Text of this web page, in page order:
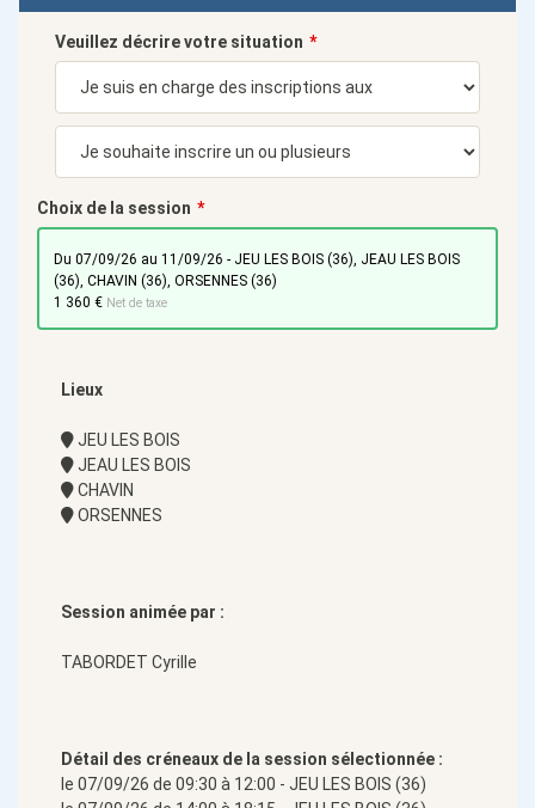
Veuillez décrire votre situation
Choix de la session
du 07/09/26 au 11/09/26 - JEU LES BOIS (36), JEAU LES BOIS
(36), CHAVIN (36), ORSENNES (36)
1 360 € Net de taxe
Lieux
JEU LES BOIS
JEAU LES BOIS
CHAVIN
ORSENNES
Session animée par :
TABORDET Cyrille
Détail des créneaux de la session sélectionnée :
le 07/09/26 de 09:30 à 12:00 - JEU LES BOIS (36)